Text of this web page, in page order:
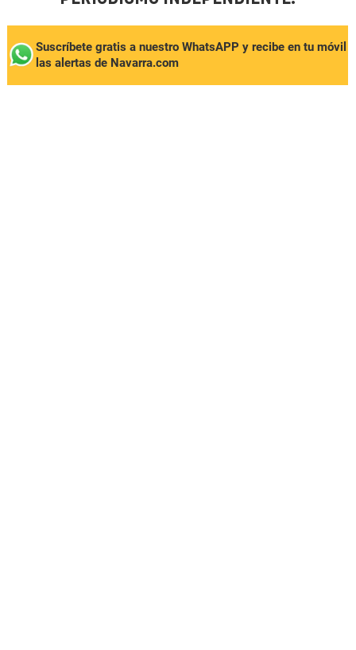
Suscríbete gratis a nuestro WhatsAPP y recibe en tu móvil
las alertas de Navarra.com